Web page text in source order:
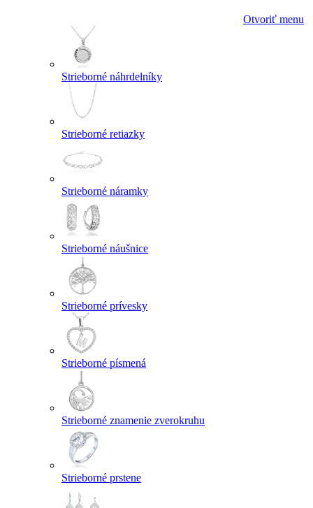
Otvoriť menu
Strieborné náhrdelníky
Strieborné retiazky
Strieborné náramky
Strieborné náušnice
Strieborné prívesky
Strieborné písmená
Strieborné znamenie zverokruhu
Strieborné prstene